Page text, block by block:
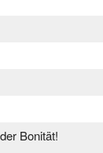
Bonität!